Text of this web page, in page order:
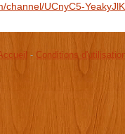
channel/UCnyC5-
- Conditions